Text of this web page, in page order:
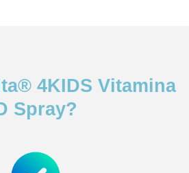
4KIDS Vitamina
Spray?